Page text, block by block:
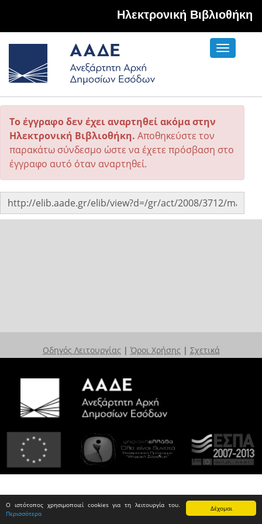
Δέχομαι
Ο ιστότοπος χρησιμοποιεί cookies για τη λειτουργία του.
Περισσότερα
Hλεκτρονική Βιβλιοθήκη
Toggle
Το έγγραφο δεν έχει αναρτηθεί ακόμα στην
Ηλεκτρονική Βιβλιοθήκη. Αποθηκεύστε τον
παρακάτω σύνδεσμο ώστε να έχετε πρόσβαση στο
έγγραφο αυτό όταν αναρτηθεί.
Οδηγός Λειτουργίας | Όροι Χρήσης | Σχετικά